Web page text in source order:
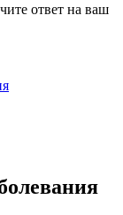
ответ на ваш